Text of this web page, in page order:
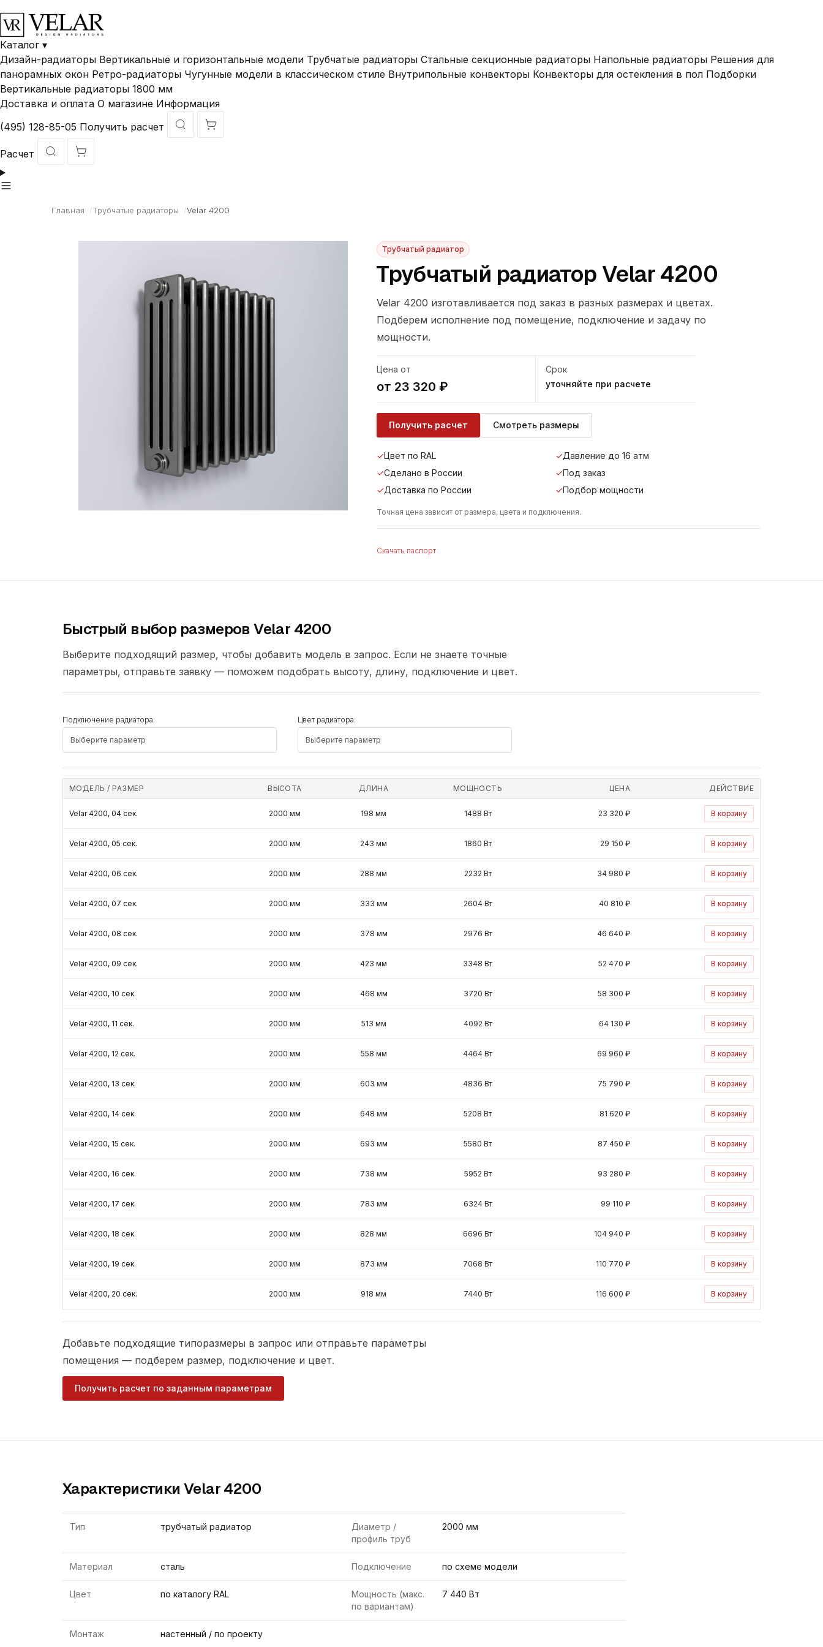
Каталог ▾
Дизайн-радиаторы Вертикальные и горизонтальные модели Трубчатые радиаторы Стальные секционные радиаторы Напольные радиаторы Решения для
панорамных окон Ретро-радиаторы Чугунные модели в классическом стиле Внутрипольные конвекторы Конвекторы для остекления в пол Подборки
Вертикальные радиаторы 1800 мм
Доставка и оплата О магазине Информация
(495) 128-85-05 Получить расчет
Расчет
Главная /Трубчатые радиаторы /Velar 4200
Трубчатый радиатор
Трубчатый радиатор Velar 4200
Velar 4200 изготавливается под заказ в разных размерах и цветах.
Подберем исполнение под помещение, подключение и задачу по
мощности.
Цена от
от 23 320 ₽
Срок
уточняйте при расчете
Получить расчет Смотреть размеры
✓Цвет по RAL ✓Давление до 16 атм
✓Сделано в России ✓Под заказ
✓Доставка по России ✓Подбор мощности
Точная цена зависит от размера, цвета и подключения.
Скачать паспорт
Быстрый выбор размеров Velar 4200
Выберите подходящий размер, чтобы добавить модель в запрос. Если не знаете точные
параметры, отправьте заявку — поможем подобрать высоту, длину, подключение и цвет.
Подключение радиатора: Цвет радиатора:
МОДЕЛЬ / РАЗМЕР ВЫСОТА ДЛИНА МОЩНОСТЬ ЦЕНА ДЕЙСТВИЕ
Velar 4200, 04 сек. 2000 мм 198 мм 1488 Вт 23 320 ₽ В корзину
Velar 4200, 05 сек. 2000 мм 243 мм 1860 Вт 29 150 ₽ В корзину
Velar 4200, 06 сек. 2000 мм 288 мм 2232 Вт 34 980 ₽ В корзину
Velar 4200, 07 сек. 2000 мм 333 мм 2604 Вт 40 810 ₽ В корзину
Velar 4200, 08 сек. 2000 мм 378 мм 2976 Вт 46 640 ₽ В корзину
Velar 4200, 09 сек. 2000 мм 423 мм 3348 Вт 52 470 ₽ В корзину
Velar 4200, 10 сек. 2000 мм 468 мм 3720 Вт 58 300 ₽ В корзину
Velar 4200, 11 сек. 2000 мм 513 мм 4092 Вт 64 130 ₽ В корзину
Velar 4200, 12 сек. 2000 мм 558 мм 4464 Вт 69 960 ₽ В корзину
Velar 4200, 13 сек. 2000 мм 603 мм 4836 Вт 75 790 ₽ В корзину
Velar 4200, 14 сек. 2000 мм 648 мм 5208 Вт 81 620 ₽ В корзину
Velar 4200, 15 сек. 2000 мм 693 мм 5580 Вт 87 450 ₽ В корзину
Velar 4200, 16 сек. 2000 мм 738 мм 5952 Вт 93 280 ₽ В корзину
Velar 4200, 17 сек. 2000 мм 783 мм 6324 Вт 99 110 ₽ В корзину
Velar 4200, 18 сек. 2000 мм 828 мм 6696 Вт 104 940 ₽ В корзину
Velar 4200, 19 сек. 2000 мм 873 мм 7068 Вт 110 770 ₽ В корзину
Velar 4200, 20 сек. 2000 мм 918 мм 7440 Вт 116 600 ₽ В корзину
Добавьте подходящие типоразмеры в запрос или отправьте параметры
помещения — подберем размер, подключение и цвет.
Получить расчет по заданным параметрам
Характеристики Velar 4200
Тип трубчатый радиатор
Диаметр /
профиль труб
2000 мм
Материал сталь Подключение по схеме модели
Цвет по каталогу RAL
Мощность (макс.
по вариантам)
7 440 Вт
Монтаж настенный / по проекту